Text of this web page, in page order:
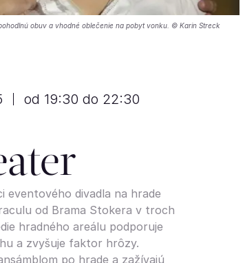
obuv a vhodné oblečenie na pobyt vonku. © Karin Streck
od 19:30 do 22:30
eventového divadla na hrade
od Brama Stokera v troch
hradného areálu podporuje
a zvyšuje faktor hrôzy.
po hrade a zažívajú